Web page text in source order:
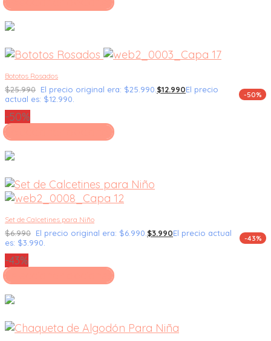
Bototos Rosados
$25.990 El precio original era: $25.990. $12.990El precio
actual es: $12.990.
-50%
-50%
Seleccionar opciones
Set de Calcetines para Niño
$6.990 El precio original era: $6.990. $3.990El precio actual
es: $3.990.
-43%
-43%
Seleccionar opciones